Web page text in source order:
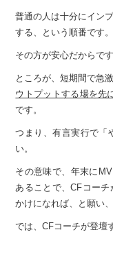
普通の人は十分にイン
する、
という順番です。
その方が安心だからです
ところが、短期間で急
ウトプットする場を先
です。
つまり、有言実行で「
い。
その意味で、年末に
あることで、CFコーチ
かけになれば、
と願い
では、CFコーチが登壇